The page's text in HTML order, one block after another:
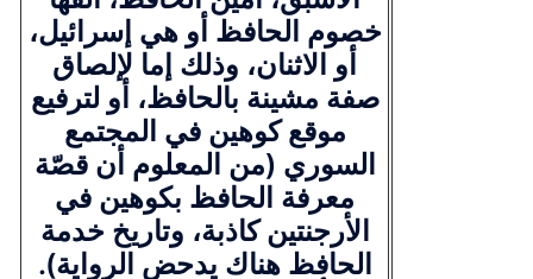
خصوم الحافظ أو هي إسرائيل،
أو الاثنان، وذلك إما لإلصاق
صفة مشينة بالحافظ، أو لترفيع
موقع كوهين في المجتمع
السوري (من المعلوم أن قصّة
معرفة الحافظ بكوهين في
الأرجنتين كاذبة، وتاريخ خدمة
الحافظ هناك يدحض الرواية).